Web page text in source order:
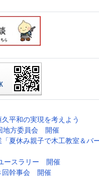
平和の実現を考えよう
地方委員会 開催
夏休み親子で木工教室＆バ
ースラリー 開催
回幹事会 開催